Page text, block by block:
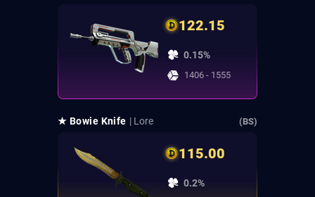
122.15
0.15%
1406 - 1555
★ Bowie Knife | Lore (BS)
115.00
0.2%